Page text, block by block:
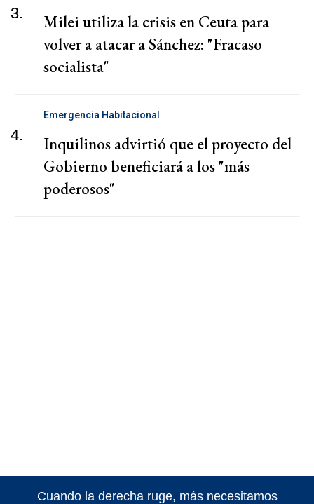
3.
Milei utiliza la crisis en Ceuta para
volver a atacar a Sánchez: "Fracaso
socialista"
4.
Emergencia Habitacional
Inquilinos advirtió que el proyecto del
Gobierno beneficiará a los "más
poderosos"
Cuando la derecha ruge, más necesitamos